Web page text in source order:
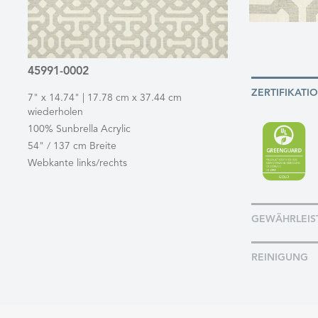
45991-0002
7" x 14.74" | 17.78 cm x 37.44 cm
wiederholen
100% Sunbrella Acrylic
54" / 137 cm Breite
Webkante links/rechts
REINIGUNG